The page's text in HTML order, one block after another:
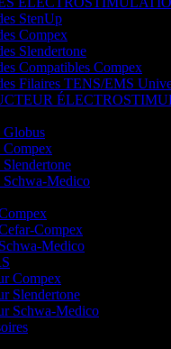
StenUp
Compex
Slendertone
Compatibles Compex
Filaires TENS/EMS
Globus
Compex
Schwa-Medico
Compex
Medico
Compex
Slendertone
Schwa-Medico